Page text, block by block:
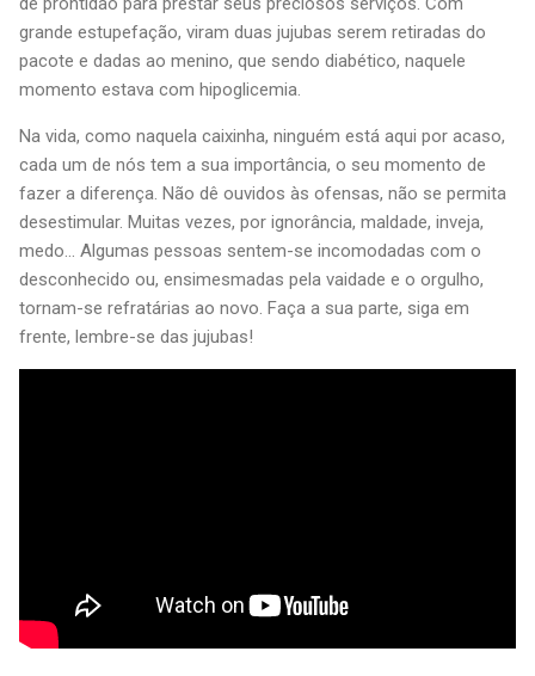
grande estupefação, viram duas jujubas serem retiradas do
pacote e dadas ao menino, que sendo diabético, naquele
momento estava com hipoglicemia.
Na vida, como naquela caixinha, ninguém está aqui por acaso,
cada um de nós tem a sua importância, o seu momento de
fazer a diferença. Não dê ouvidos às ofensas, não se permita
desestimular. Muitas vezes, por ignorância, maldade, inveja,
medo... Algumas pessoas sentem-se incomodadas com o
desconhecido ou, ensimesmadas pela vaidade e o orgulho,
tornam-se refratárias ao novo. Faça a sua parte, siga em
frente, lembre-se das jujubas!